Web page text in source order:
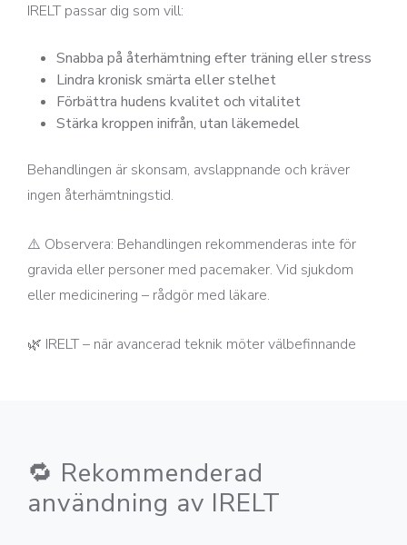
IRELT passar dig som vill:
Snabba på återhämtning efter träning eller stress
Lindra kronisk smärta eller stelhet
Förbättra hudens kvalitet och vitalitet
Stärka kroppen inifrån, utan läkemedel
Behandlingen är skonsam, avslappnande och kräver
ingen återhämtningstid.
⚠️ Observera: Behandlingen rekommenderas inte för
gravida eller personer med pacemaker. Vid sjukdom
eller medicinering – rådgör med läkare.
🌿 IRELT – när avancerad teknik möter välbefinnande
🔁 Rekommenderad
användning av IRELT